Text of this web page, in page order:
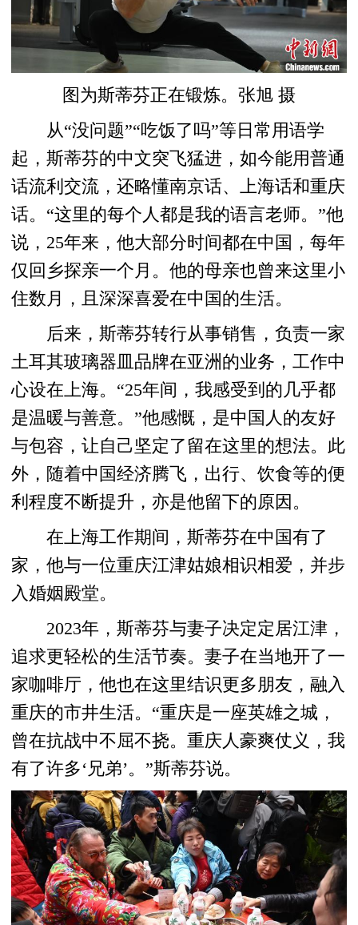
图为斯蒂芬正在锻炼。张旭 摄
从“没问题”“吃饭了吗”等日常用语学
起，斯蒂芬的中文突飞猛进，如今能用普通
话流利交流，还略懂南京话、上海话和重庆
话。“这里的每个人都是我的语言老师。”他
说，25年来，他大部分时间都在中国，每年
仅回乡探亲一个月。他的母亲也曾来这里小
住数月，且深深喜爱在中国的生活。
后来，斯蒂芬转行从事销售，负责一家
土耳其玻璃器皿品牌在亚洲的业务，工作中
心设在上海。“25年间，我感受到的几乎都
是温暖与善意。”他感慨，是中国人的友好
与包容，让自己坚定了留在这里的想法。此
外，随着中国经济腾飞，出行、饮食等的便
利程度不断提升，亦是他留下的原因。
在上海工作期间，斯蒂芬在中国有了
家，他与一位重庆江津姑娘相识相爱，并步
入婚姻殿堂。
2023年，斯蒂芬与妻子决定定居江津，
追求更轻松的生活节奏。妻子在当地开了一
家咖啡厅，他也在这里结识更多朋友，融入
重庆的市井生活。“重庆是一座英雄之城，
曾在抗战中不屈不挠。重庆人豪爽仗义，我
有了许多‘兄弟’。”斯蒂芬说。